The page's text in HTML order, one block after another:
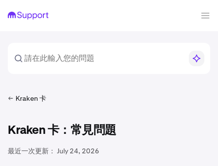
Kraken 卡
Kraken 卡：常見問題
最近一次更新： July 24, 2026